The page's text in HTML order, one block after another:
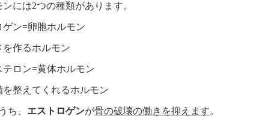
には2つの種類があります。
ゲン=卵胞ホルモン
を作るホルモン
テロン=黄体ホルモン
を整えてくれるホルモン
ち、 エストロゲンが骨の破壊の働きを抑えます。